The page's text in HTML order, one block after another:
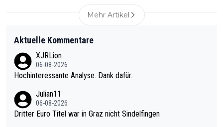
Mehr Artikel
Aktuelle Kommentare
XJRLion
06-08-2026
Hochinteressante Analyse. Dank dafür.
Julian11
06-08-2026
Dritter Euro Titel war in Graz nicht Sindelfingen